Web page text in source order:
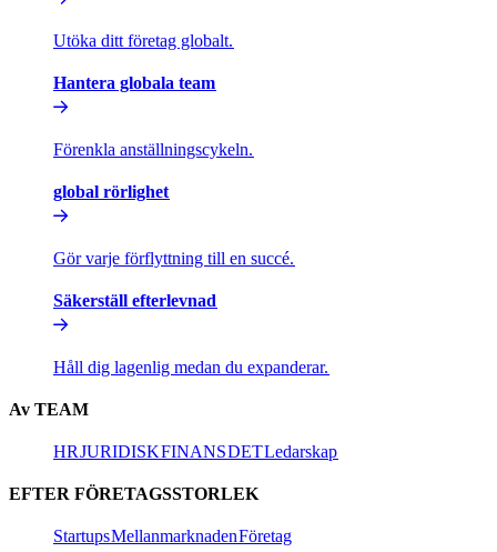
Utöka ditt företag globalt.​​
Hantera globala team​​
Förenkla anställningscykeln.​​
global rörlighet​​
Gör varje förflyttning till en succé.​​
Säkerställ efterlevnad​​
Håll dig lagenlig medan du expanderar.​​
Av TEAM​​
HR​​JURIDISK​​FINANS​​DET​​Ledarskap​​
EFTER FÖRETAGSSTORLEK​​
Startups​​Mellanmarknaden​​Företag​​